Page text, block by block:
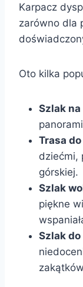
Karpacz
zarówno dla
Oto kilka
Szlak
Trasa
dziećmi,
górskiej.
Szlak
piękne
Szlak do